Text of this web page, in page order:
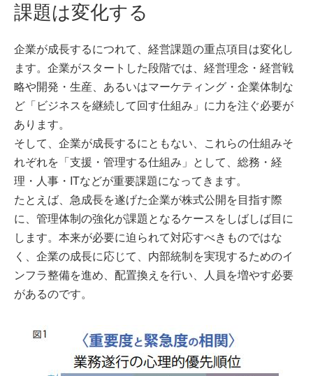
課題は変化する
企業が成長するにつれて、経営課題の重点項目は変化し
ます。企業がスタートした段階では、経営理念・経営戦
略や開発・生産、あるいはマーケティング・企業体制な
ど「ビジネスを継続して回す仕組み」に力を注ぐ必要が
あります。
そして、企業が成長するにともない、これらの仕組みそ
れぞれを「支援・管理する仕組み」として、総務・経
理・人事・ITなどが重要課題になってきます。
たとえば、急成長を遂げた企業が株式公開を目指す際
に、管理体制の強化が課題となるケースをしばしば目に
します。本来が必要に迫られて対応すべきものではな
く、企業の成長に応じて、内部統制を実現するためのイ
ンフラ整備を進め、配置換えを行い、人員を増やす必要
があるのです。